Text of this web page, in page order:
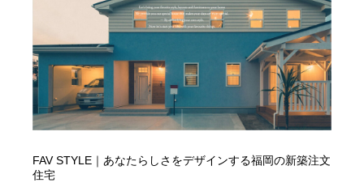
FAV STYLE｜あなたらしさをデザインする福岡の新築注文
住宅